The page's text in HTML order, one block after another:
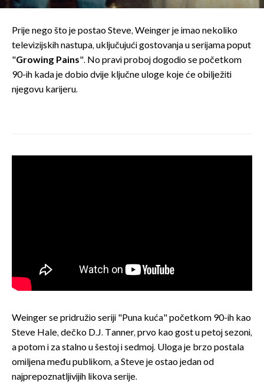
Prije nego što je postao Steve, Weinger je imao nekoliko
televizijskih nastupa, uključujući gostovanja u serijama poput
"Growing Pains". No pravi proboj dogodio se početkom
90-ih kada je dobio dvije ključne uloge koje će obilježiti
njegovu karijeru.
Weinger se pridružio seriji "Puna kuća" početkom 90-ih kao
Steve Hale, dečko D.J. Tanner, prvo kao gost u petoj sezoni,
a potom i za stalno u šestoj i sedmoj. Uloga je brzo postala
omiljena među publikom, a Steve je ostao jedan od
najprepoznatljivijih likova serije.